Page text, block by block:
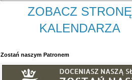
ZOBACZ STRONĘ
KALENDARZA
Zostań naszym Patronem